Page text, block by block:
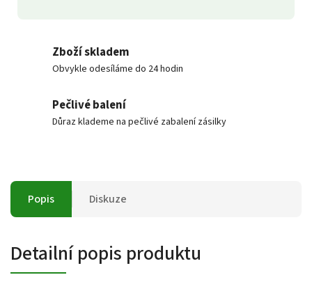
Zboží skladem
Obvykle odesíláme do 24 hodin
Pečlivé balení
Důraz klademe na pečlivé zabalení zásilky
Popis Diskuze
Detailní popis produktu